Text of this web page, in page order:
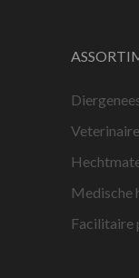
Medische
Facilitaire